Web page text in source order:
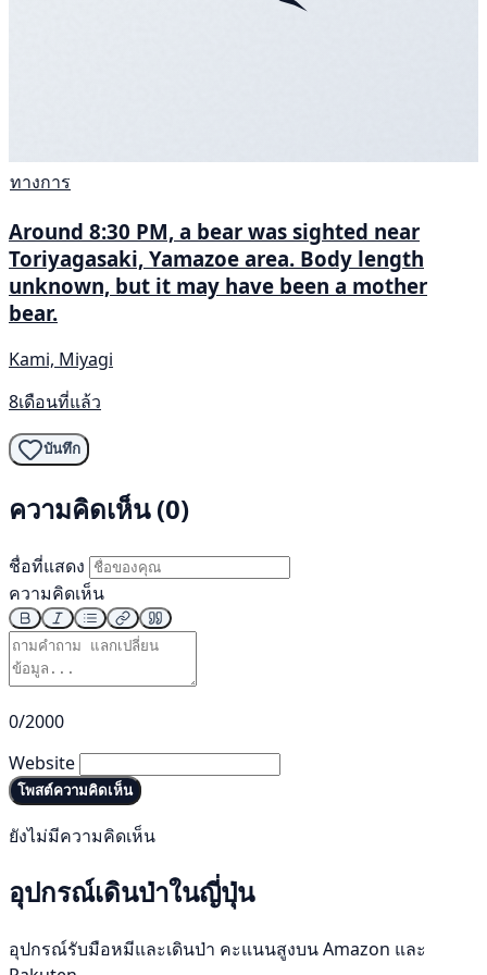
ทางการ
Around 8:30 PM, a bear was sighted near
Toriyagasaki, Yamazoe area. Body length
unknown, but it may have been a mother
bear.
Kami, Miyagi
8เดือนที่แล้ว
บันทึก
ความคิดเห็น (0)
ชื่อที่แสดง
ความคิดเห็น
0/2000
Website
โพสต์ความคิดเห็น
ยังไม่มีความคิดเห็น
อุปกรณ์เดินป่าในญี่ปุ่น
อุปกรณ์รับมือหมีและเดินป่า คะแนนสูงบน Amazon และ